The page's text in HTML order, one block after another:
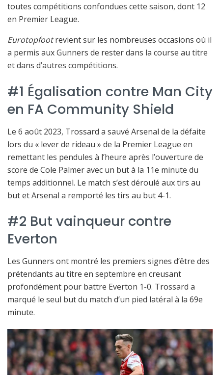
toutes compétitions confondues cette saison, dont 12
en Premier League.
Eurotopfootrevient sur les nombreuses occasions où il
a permis aux Gunners de rester dans la course au titre
et dans d’autres compétitions.
#1 Égalisation contre Man City
en FA Community Shield
Le 6 août 2023, Trossard a sauvé Arsenal de la défaite
lors du « lever de rideau » de la Premier League en
remettant les pendules à l’heure après l’ouverture de
score de Cole Palmer avec un but à la 11e minute du
temps additionnel. Le match s’est déroulé aux tirs au
but et Arsenal a remporté les tirs au but 4-1.
#2 But vainqueur contre
Everton
Les Gunners ont montré les premiers signes d’être des
prétendants au titre en septembre en creusant
profondément pour battre Everton 1-0. Trossard a
marqué le seul but du match d’un pied latéral à la 69e
minute.